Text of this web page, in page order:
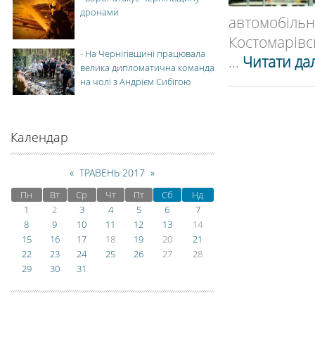
... Читати
дронами
- На Чернігівщині працювала
велика дипломатична команда
на чолі з Андрієм Сибігою
Календар
« ТРАВЕНЬ 2017 »
Пн Вт Ср Чт Пт Сб
Нд
1
2 3 4 5 6
7
8
9 10 11 12 13
14
15
16 17 18 19 20
21
22
23 24 25 26 27
28
29
30 31